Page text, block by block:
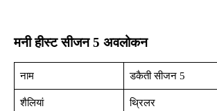
मनी हीस्ट सीजन 5 अवलोकन
नाम डकैती सीजन 5
शैलियां थ्रिलर